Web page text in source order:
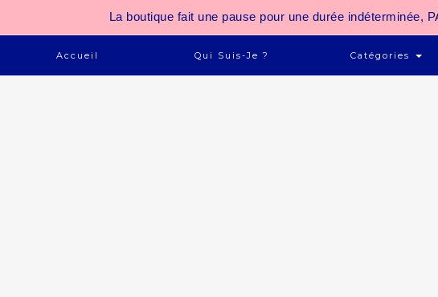
La boutique fait une pause pour une durée indéterminée,
Accueil Qui Suis-Je ? Catégories